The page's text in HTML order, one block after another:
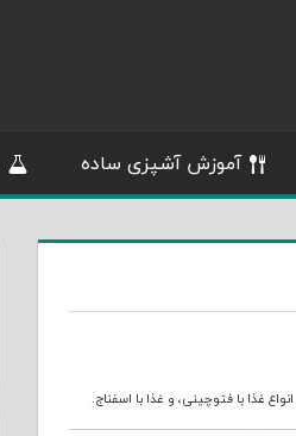
آموزش آشپزی ساده
انواع غذا با فتوچینی، و غذا با اسفناج.